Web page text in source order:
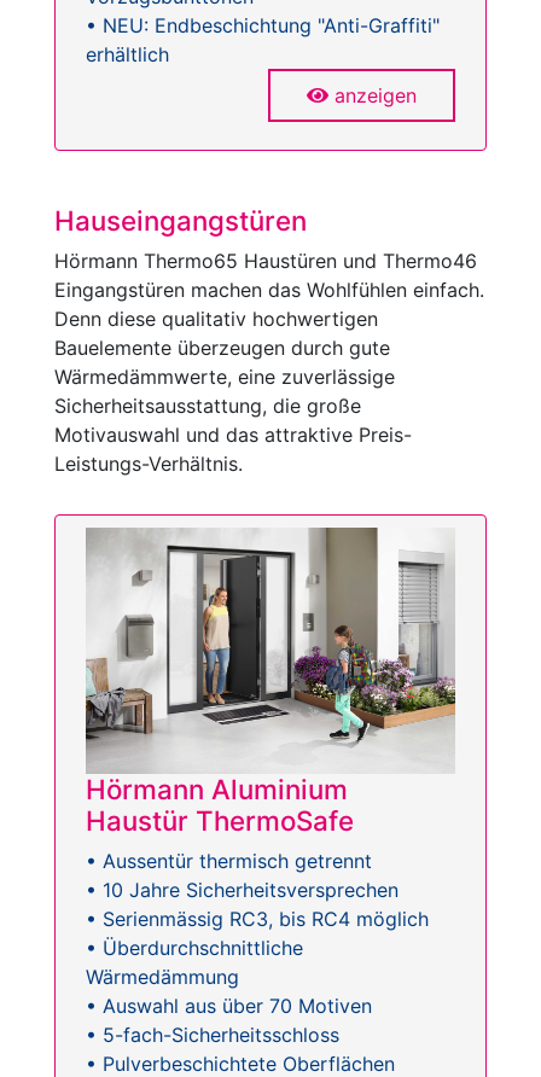
• NEU: Endbeschichtung "Anti-Graffiti"
erhältlich
anzeigen
Hauseingangstüren
Hörmann Thermo65 Haustüren und Thermo46
Eingangstüren machen das Wohlfühlen einfach.
Denn diese qualitativ hochwertigen
Bauelemente überzeugen durch gute
Wärmedämmwerte, eine zuverlässige
Sicherheitsausstattung, die große
Motivauswahl und das attraktive Preis-
Leistungs-Verhältnis.
Hörmann Aluminium
Haustür ThermoSafe
• Aussentür thermisch getrennt
• 10 Jahre Sicherheitsversprechen
• Serienmässig RC3, bis RC4 möglich
• Überdurchschnittliche
Wärmedämmung
• Auswahl aus über 70 Motiven
• 5-fach-Sicherheitsschloss
• Pulverbeschichtete Oberflächen